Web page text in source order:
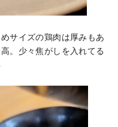
サイズの鶏肉は厚みもあ
。少々焦がしを入れてる